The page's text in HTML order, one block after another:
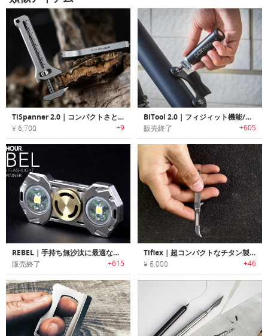
TiSpanner 2.0｜コンパクトさと頑丈さに優れたチタン製EDCツール
¥ 6,700 +9
BiTool 2.0｜フィジィット機能/フラッシュライト付きキーホルダーサイズマルチツール「バイツール2.0」
販売終了 +605
REBEL｜手持ち無沙汰に最適なハンドスピナー搭載フラッシュライト「レベル」
販売終了 +615
Tiflex｜超コンパクトなチタン製EDCナイフ
¥ 6,000 +46